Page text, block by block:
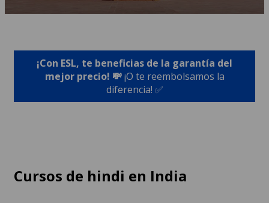
¡Con ESL, te beneficias de la garantía del
mejor precio! 💸¡O te reembolsamos la
diferencia! ✅
Cursos de hindi en India